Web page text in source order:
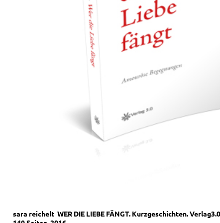
sara reichelt WER DIE LIEBE FÄNGT. Kurzgeschichten. Verlag3.0